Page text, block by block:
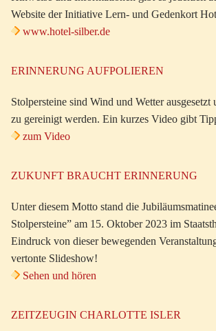
Website der Initiative Lern- und Gedenkort
www.hotel-silber.de
ERINNERUNG AUFPOLIEREN
Stolpersteine sind Wind und Wetter ausgesetzt
zu gereinigt werden. Ein kurzes Video gibt
zum Video
ZUKUNFT BRAUCHT ERINNERUNG
Unter diesem Motto stand die
Stolpersteine” am 15. Oktober 2023 im
Eindruck von dieser bewegenden
vertonte Slideshow!
Sehen und hören
ZEITZEUGIN CHARLOTTE ISLER